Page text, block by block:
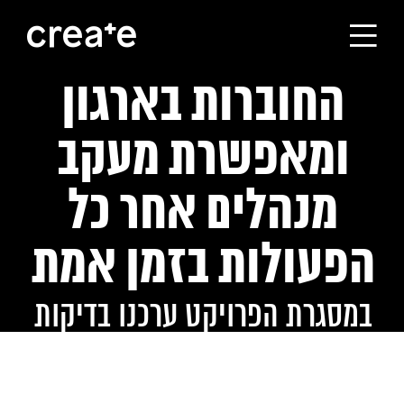
ראשי
הסטודיו
מסלולי הלימוד
הבוגרים
עלינו
את כל הדפסות
החוברות בארגון
ומאפשרת מעקב
מנהלים אחר כל
הפעולות בזמן אמת
במסגרת הפרויקט ערכנו בדיקות